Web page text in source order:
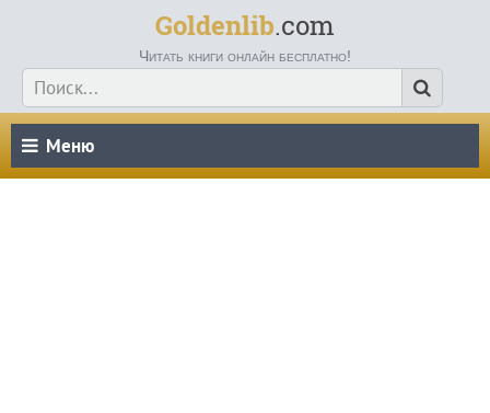
Goldenlib.com
Читать книги онлайн бесплатно!
Меню